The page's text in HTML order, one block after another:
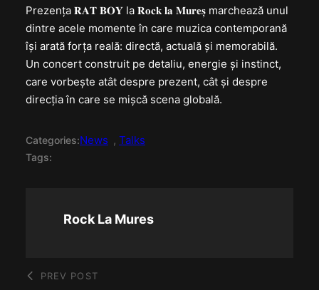
Prezența 𝐑𝐀𝐓 𝐁𝐎𝐘 la 𝐑𝐨𝐜𝐤 𝐥𝐚 𝐌𝐮𝐫𝐞𝐬̦ marchează unul
dintre acele momente în care muzica contemporană
își arată forța reală: directă, actuală și memorabilă.
Un concert construit pe detaliu, energie și instinct,
care vorbește atât despre prezent, cât și despre
direcția în care se mișcă scena globală.
Categories:News , Talks
Tags:
Rock La Mures
PREV POST